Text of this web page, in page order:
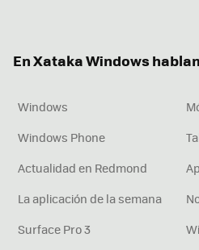
En Xataka Windows
Windows
Windows Phone
Actualidad en Redmond
La aplicación de la semana
Surface Pro 3